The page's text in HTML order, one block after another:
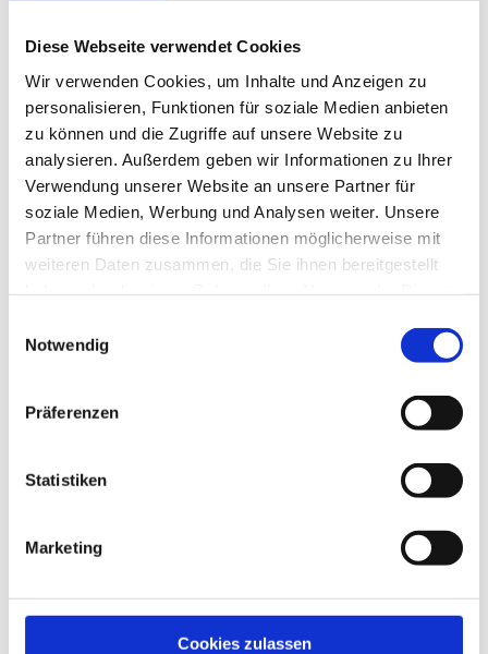
Diese Webseite verwendet Cookies
Wir verwenden Cookies, um Inhalte und Anzeigen zu
personalisieren, Funktionen für soziale Medien anbieten
zu können und die Zugriffe auf unsere Website zu
analysieren. Außerdem geben wir Informationen zu Ihrer
Verwendung unserer Website an unsere Partner für
soziale Medien, Werbung und Analysen weiter. Unsere
Partner führen diese Informationen möglicherweise mit
weiteren Daten zusammen, die Sie ihnen bereitgestellt
Notwendig
Präferenzen
Statistiken
Marketing
Cookies zulassen
Schaftrohr
Produktdetails